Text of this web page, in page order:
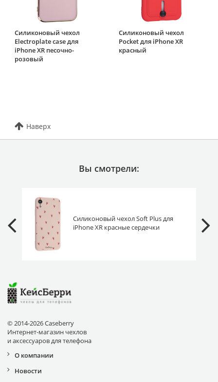
Силиконовый чехол
Electroplate case для
iPhone XR песочно-
розовый
Силиконовый чехол
Pocket для iPhone XR
красный
Наверх
Вы смотрели:
Силиконовый чехол Soft Plus для
iPhone XR красные сердечки
© 2014-2026 Caseberry
Интернет-магазин чехлов
и аксессуаров для телефона
О компании
Новости